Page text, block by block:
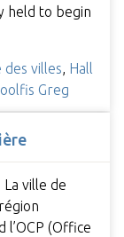
held to begin
des villes, Hall
Greg
ville de
l’OCP (Office